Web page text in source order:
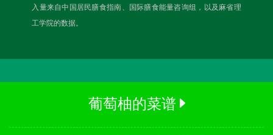
入量来自中国居民膳食指南、国际膳食能量咨询组，以及麻省理
工学院的数据。
葡萄柚的菜谱